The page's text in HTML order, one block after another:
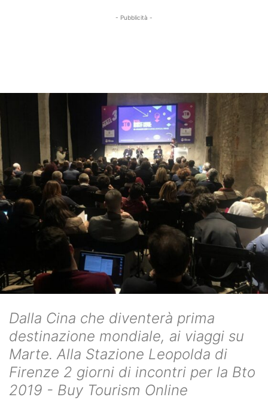
- Pubblicità -
Dalla Cina che diventerà prima
destinazione mondiale, ai viaggi su
Marte. Alla Stazione Leopolda di
Firenze 2 giorni di incontri per la Bto
2019 - Buy Tourism Online